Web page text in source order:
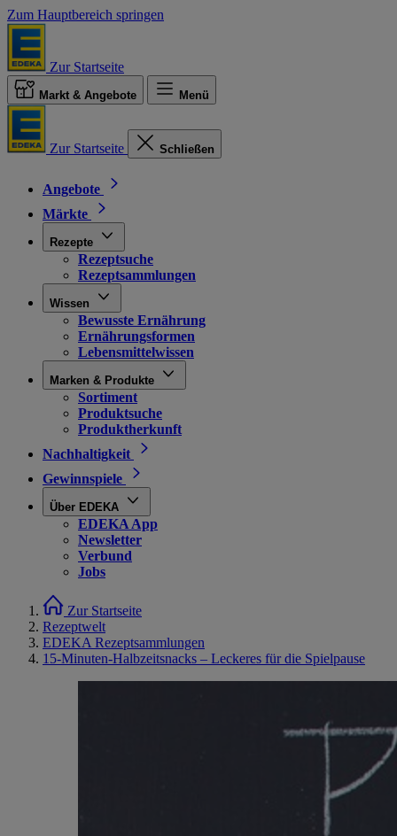
Zum Hauptbereich springen
Zur Startseite
Markt & Angebote Menü
Zur Startseite Schließen
Angebote
Märkte
Rezepte
Rezeptsuche
Rezeptsammlungen
Wissen
Bewusste Ernährung
Ernährungsformen
Lebensmittelwissen
Marken & Produkte
Sortiment
Produktsuche
Produktherkunft
Nachhaltigkeit
Gewinnspiele
Über EDEKA
EDEKA App
Newsletter
Verbund
Jobs
Zur Startseite
Rezeptwelt
EDEKA Rezeptsammlungen
15-Minuten-Halbzeitsnacks – Leckeres für die Spielpause